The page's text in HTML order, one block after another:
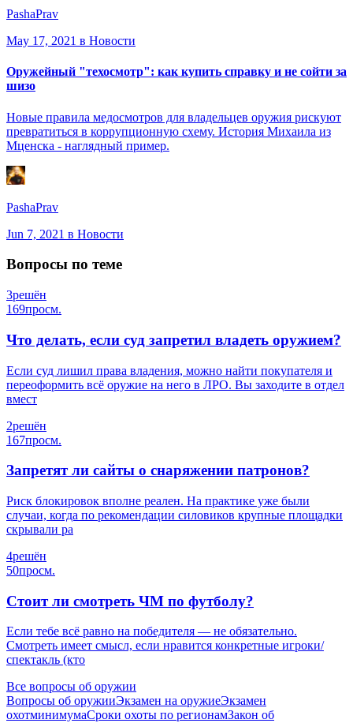
PashaPrav
May 17, 2021 в Новости
Оружейный "техосмотр": как купить справку и не сойти за
шизо
Новые правила медосмотров для владельцев оружия рискуют
превратиться в коррупционную схему. История Михаила из
Мценска - наглядный пример.
PashaPrav
Jun 7, 2021 в Новости
Вопросы по теме
3решён
169просм.
Что делать, если суд запретил владеть оружием?
Если суд лишил права владения, можно найти покупателя и
переоформить всё оружие на него в ЛРО. Вы заходите в отдел
вмест
2решён
167просм.
Запретят ли сайты о снаряжении патронов?
Риск блокировок вполне реален. На практике уже были
случаи, когда по рекомендации силовиков крупные площадки
скрывали ра
4решён
50просм.
Стоит ли смотреть ЧМ по футболу?
Если тебе всё равно на победителя — не обязательно.
Смотреть имеет смысл, если нравится конкретные игроки/
спектакль (кто
Все вопросы об оружии
Вопросы об оружииЭкзамен на оружиеЭкзамен
охотминимумаСроки охоты по регионамЗакон об